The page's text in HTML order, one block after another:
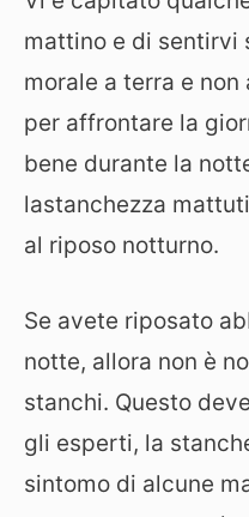
mattino e di sentirvi
morale a terra e
per affrontare la
bene durante la
lastanchezza
al riposo notturno.
Se avete riposato
notte, allora non è
stanchi. Questo
gli esperti, la
sintomo di alcune